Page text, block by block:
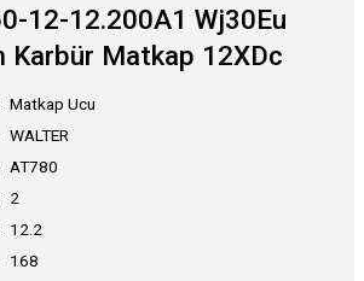
12-12.200A1 Wj30Eu
Karbür Matkap 12XDc
Matkap Ucu
WALTER
AT780
2
12.2
168